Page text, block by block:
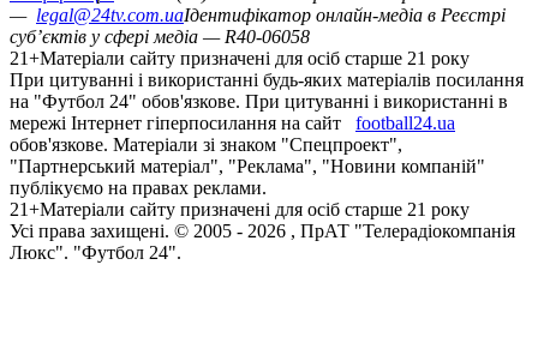
— legal@24tv.com.uaІдентифікатор онлайн-медіа в Реєстрі
суб’єктів у сфері медіа — R40-06058
21+Матеріали сайту призначені для осіб старше 21 року
При цитуванні і використанні будь-яких матеріалів посилання
на "Футбол 24" обов'язкове. При цитуванні і використанні в
мережі Інтернет гіперпосилання на сайт
football24.ua
обов'язкове. Матеріали зі знаком "Спецпроект",
"Партнерський матеріал", "Реклама", "Новини компаній"
публікуємо на правах реклами.
21+Матеріали сайту призначені для осіб старше 21 року
Усi права захищенi. © 2005 - 2026 , ПрАТ "Телерадіокомпанія
Люкс". "Футбол 24".